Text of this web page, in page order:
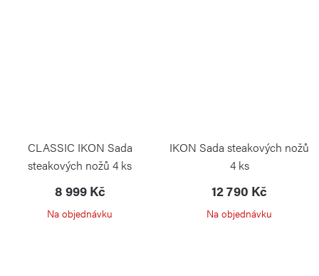
CLASSIC IKON Sada
steakových nožů 4 ks
8 999 Kč
Na objednávku
IKON Sada steakových nožů
4 ks
12 790 Kč
Na objednávku